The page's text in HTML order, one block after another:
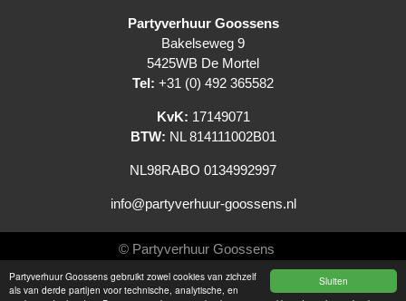
Sluiten
Partyverhuur Goossens gebruikt zowel cookies van zichzelf
als van derde partijen voor technische, analytische, en
Partyverhuur Goossens
Bakelseweg 9
5425WB De Mortel
Tel: +31 (0) 492 365582
KvK: 17149071
BTW: NL 814111002B01
NL98RABO 0134992997
info@partyverhuur-goossens.nl
© Partyverhuur Goossens
Algemene voorwaarden